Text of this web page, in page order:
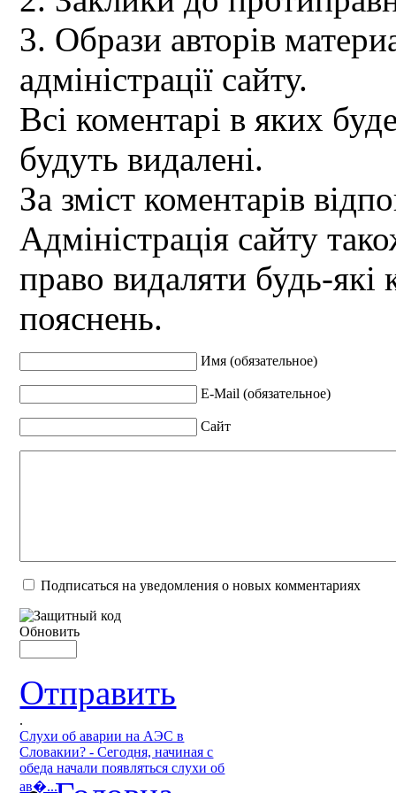
3. Образи авторів
адміністрації сайту.
Всі коментарі в яких
будуть видалені.
За зміст коментарів
Адміністрація сайту
право видаляти будь-які
пояснень.
Имя (обязательное)
E-Mail (обязательное)
Сайт
Подписаться на уведомления о новых комментариях
Обновить
Отправить
.
Слухи об аварии на АЭС в
Словакии? - Сегодня, начиная с
обеда начали появляться слухи об
ав�...